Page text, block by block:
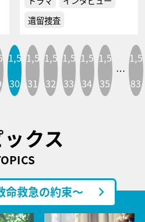
遺留捜査
1,5
30
1,5
31
1,5
32
1,5
33
1,5
34
1,5
35
…
1,5
83
ックス
命救急の約束～